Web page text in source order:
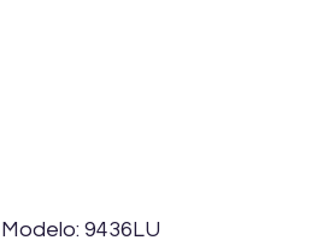
Modelo: 9436LU